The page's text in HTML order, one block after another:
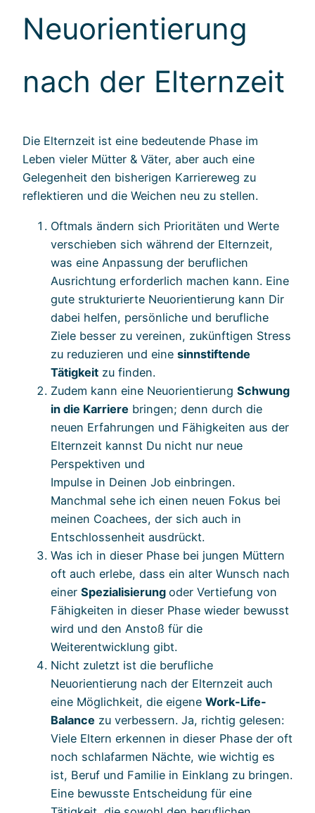
Neuorientierung
nach der Elternzeit
Die Elternzeit ist eine bedeutende Phase im
Leben vieler Mütter & Väter, aber auch eine
Gelegenheit den bisherigen Karriereweg zu
reflektieren und die Weichen neu zu stellen.
Oftmals ändern sich Prioritäten und Werte
verschieben sich während der Elternzeit,
was eine Anpassung der beruflichen
Ausrichtung erforderlich machen kann. Eine
gute strukturierte Neuorientierung kann Dir
dabei helfen, persönliche und berufliche
Ziele besser zu vereinen, zukünftigen Stress
zu reduzieren und eine sinnstiftende
Tätigkeit zu finden.
Zudem kann eine Neuorientierung Schwung
in die Karriere bringen; denn durch die
neuen Erfahrungen und Fähigkeiten aus der
Elternzeit kannst Du nicht nur neue
Perspektiven und
Impulse in Deinen Job einbringen.
Manchmal sehe ich einen neuen Fokus bei
meinen Coachees, der sich auch in
Entschlossenheit ausdrückt.
Was ich in dieser Phase bei jungen Müttern
oft auch erlebe, dass ein alter Wunsch nach
einer Spezialisierung oder Vertiefung von
Fähigkeiten in dieser Phase wieder bewusst
wird und den Anstoß für die
Weiterentwicklung gibt.
Nicht zuletzt ist die berufliche
Neuorientierung nach der Elternzeit auch
eine Möglichkeit, die eigene Work-Life-
Balance zu verbessern. Ja, richtig gelesen:
Viele Eltern erkennen in dieser Phase der oft
noch schlafarmen Nächte, wie wichtig es
ist, Beruf und Familie in Einklang zu bringen.
Eine bewusste Entscheidung für eine